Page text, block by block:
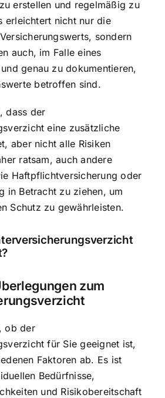
erstellen und regelmäßig zu
erleichtert nicht nur die
sondern
auch, im Falle eines
genau zu dokumentieren,
betroffen sind.
dass der
eine zusätzliche
aber nicht alle Risiken
ratsam, auch andere
Haftpflichtversicherung oder
in Betracht zu ziehen, um
Schutz zu gewährleisten.
zum
ob der
für Sie geeignet ist,
Faktoren ab. Es ist
Bedürfnisse,
und Risikobereitschaft